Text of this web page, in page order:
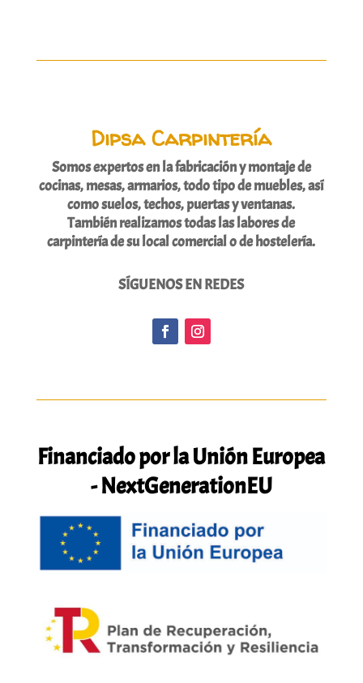
Dipsa Carpintería
Somos expertos en la fabricación y montaje de
cocinas, mesas, armarios, todo tipo de muebles, así
como suelos, techos, puertas y ventanas.
También realizamos todas las labores de
carpintería de su local comercial o de hostelería.
SÍGUENOS EN REDES
Financiado por la Unión Europea
- NextGenerationEU